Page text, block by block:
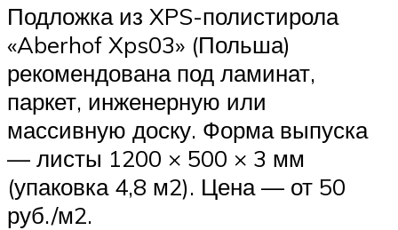
Подложка из XPS-полистирола
«Aberhof Xps03» (Польша)
рекомендована под ламинат,
паркет, инженерную или
массивную доску. Форма выпуска
— листы 1200 × 500 × 3 мм
(упаковка 4,8 м2). Цена — от 50
руб./м2.